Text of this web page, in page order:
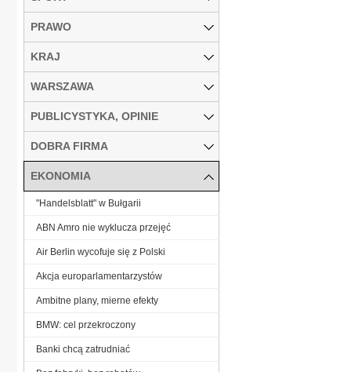
PRAWO
KRAJ
WARSZAWA
PUBLICYSTYKA, OPINIE
DOBRA FIRMA
EKONOMIA
"Handelsblatt" w Bułgarii
ABN Amro nie wyklucza przejęć
Air Berlin wycofuje się z Polski
Akcja europarlamentarzystów
Ambitne plany, mierne efekty
BMW: cel przekroczony
Banki chcą zatrudniać